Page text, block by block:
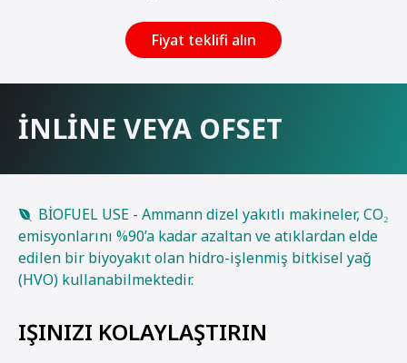
Fiyat teklifi alın
İNLİNE VEYA OFSET
BİOFUEL USE - Ammann dizel yakıtlı makineler, CO₂
emisyonlarını %90’a kadar azaltan ve atıklardan elde
edilen bir biyoyakıt olan hidro-işlenmiş bitkisel yağ
(HVO) kullanabilmektedir.
IŞINIZI KOLAYLAŞTIRIN